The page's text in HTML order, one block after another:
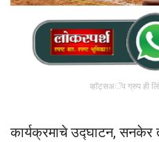
व्हॉट्सअॅप ग्रुप ही
कार्यक्रमाचे उद्घाटन, सनकेर